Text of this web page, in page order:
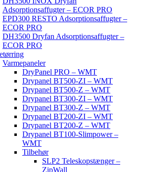
Adsorptionsaffugter – ECOR PRO
EPD300 RESTO Adsorptionsaffugter –
ECOR PRO
DH3500 Dryfan Adsorptionsaffugter –
ECOR PRO
Varmepaneler
DryPanel PRO – WMT
Drypanel BT500-ZI – WMT
Drypanel BT500-Z – WMT
Drypanel BT300-ZI – WMT
Drypanel BT300-Z – WMT
Drypanel BT200-ZI – WMT
Drypanel BT200-Z – WMT
Drypanel BT100-Slimpower –
WMT
Tilbehør
SLP2 Teleskopstænger –
ZipWall